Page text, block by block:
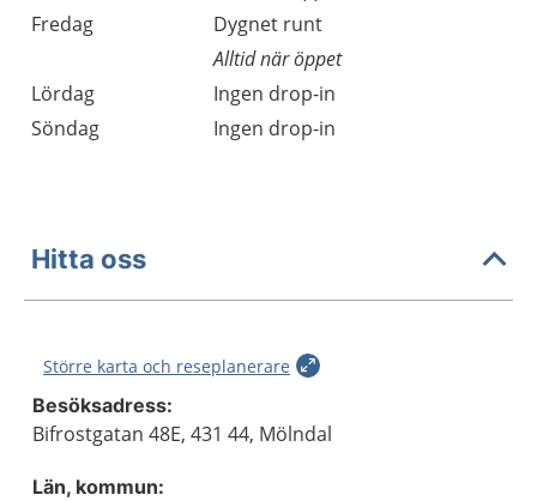
Fredag
Dygnet runt
Alltid när öppet
Lördag
Ingen drop-in
Söndag
Ingen drop-in
Hitta oss
Större karta och reseplanerare
Besöksadress:
Bifrostgatan 48E, 431 44, Mölndal
Län, kommun: